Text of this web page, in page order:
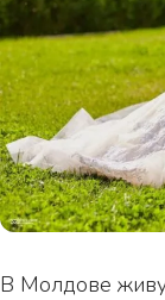
В Молдове